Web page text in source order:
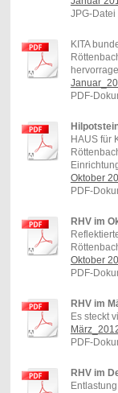
JPG-Datei
KITA
PDF-
HAUS für
Oktober
PDF-
RHV im
Oktober
PDF-
RHV im
Es steckt
PDF-
RHV im